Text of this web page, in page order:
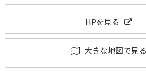
HPを見る
大きな地図で見る